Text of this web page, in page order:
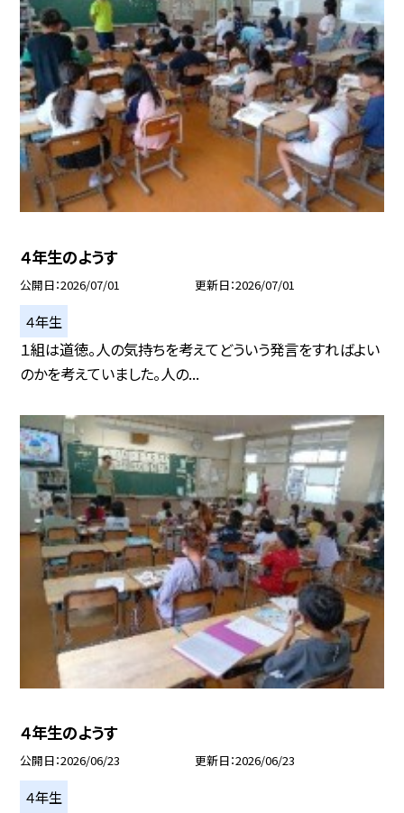
４年生のようす
公開日 2026/07/01 更新日 2026/07/01
４年生
１組は道徳。人の気持ちを考えてどういう発言をすればよい
のかを考えていました。人の...
４年生のようす
公開日 2026/06/23 更新日 2026/06/23
４年生